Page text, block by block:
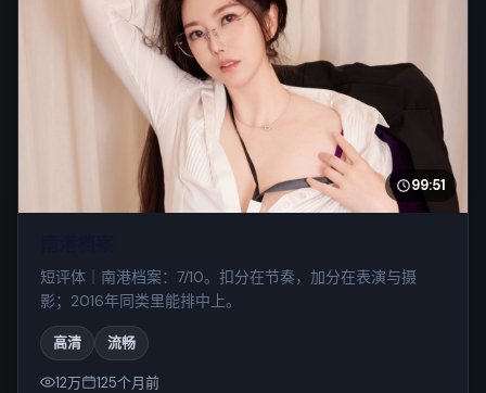
99:51
短评体｜南港档案：7/10。扣分在节奏，加分在表演与摄
影；2016年同类里能排中上。
高清 流畅
12万 125个月前